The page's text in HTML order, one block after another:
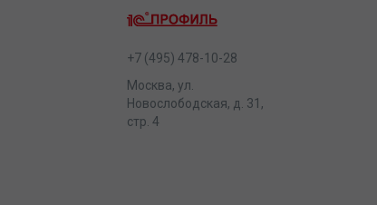
+7 (495) 478-10-28
Москва, ул.
Новослободская, д. 31,
стр. 4